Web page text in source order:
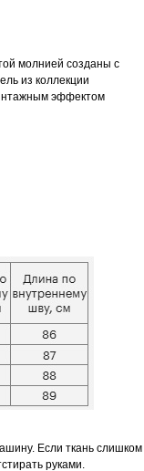
молнией созданы с
из коллекции
эффектом
Если ткань слишком
руками.